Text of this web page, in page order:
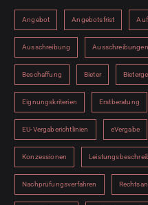
Angebot Angebotsfrist
Ausschreibung Ausschreibungen
Beschaffung Bieter
Eignungskriterien Erstberatung
EU-Vergaberichtlinien eVergabe
Konzessionen
Nachprüfungsverfahren